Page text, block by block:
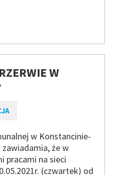
W
w Konstancinie-
zawiadamia, że w
pracami na sieci
(czwartek) od